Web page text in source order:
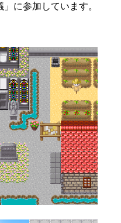
に参加しています。